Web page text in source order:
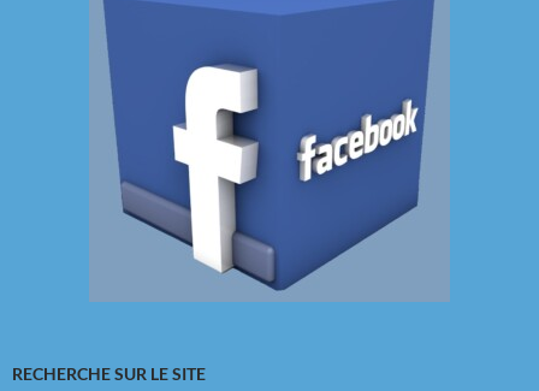
RECHERCHE SUR LE SITE